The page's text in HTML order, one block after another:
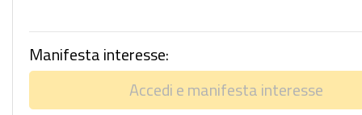
Manifesta interesse:
Accedi e manifesta interesse